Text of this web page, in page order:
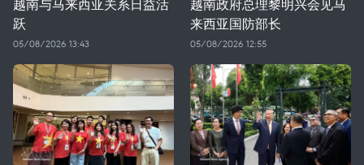
越南与马来西亚关系日益活
跃
05/08/2026 13:43
越南政府总理黎明兴会见马
来西亚国防部长
05/08/2026 12:55